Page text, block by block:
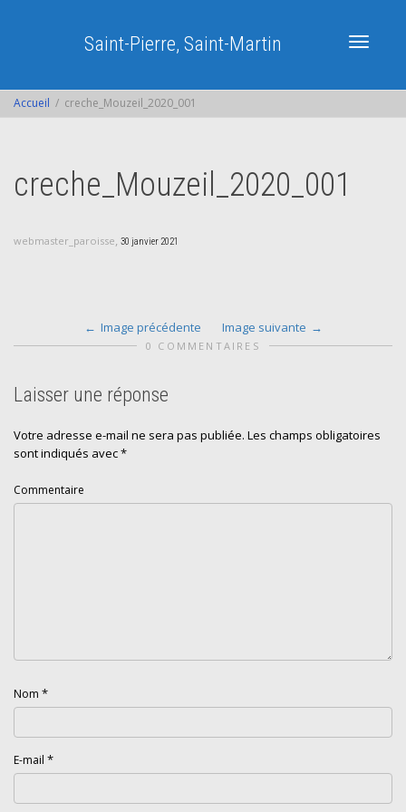
Saint-Pierre, Saint-Martin
Accueil creche_Mouzeil_2020_001
creche_Mouzeil_2020_001
webmaster_paroisse, 30 janvier 2021
Image précédente Image suivante
0 COMMENTAIRES
Laisser une réponse
Votre adresse e-mail ne sera pas publiée. Les champs obligatoires
sont indiqués avec*
Commentaire
Nom *
E-mail *